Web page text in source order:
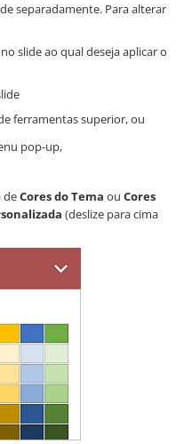
separadamente. Para alterar
slide ao qual deseja aplicar o
ferramentas superior, ou
pop-up,
deCores do Tema ou Cores
(deslize para cima